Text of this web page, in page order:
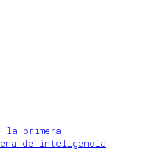
la primera
de inteligencia